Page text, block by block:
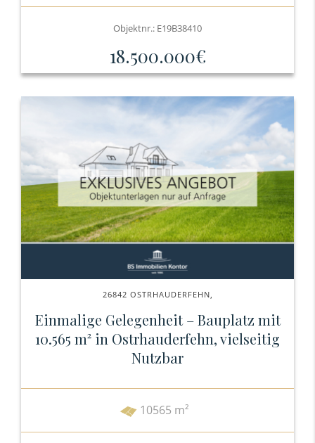
Objektnr.: E19B38410
18.500.000€
26842 OSTRHAUDERFEHN,
Einmalige Gelegenheit – Bauplatz mit
10.565 m² in Ostrhauderfehn, vielseitig
Nutzbar
10565 m²